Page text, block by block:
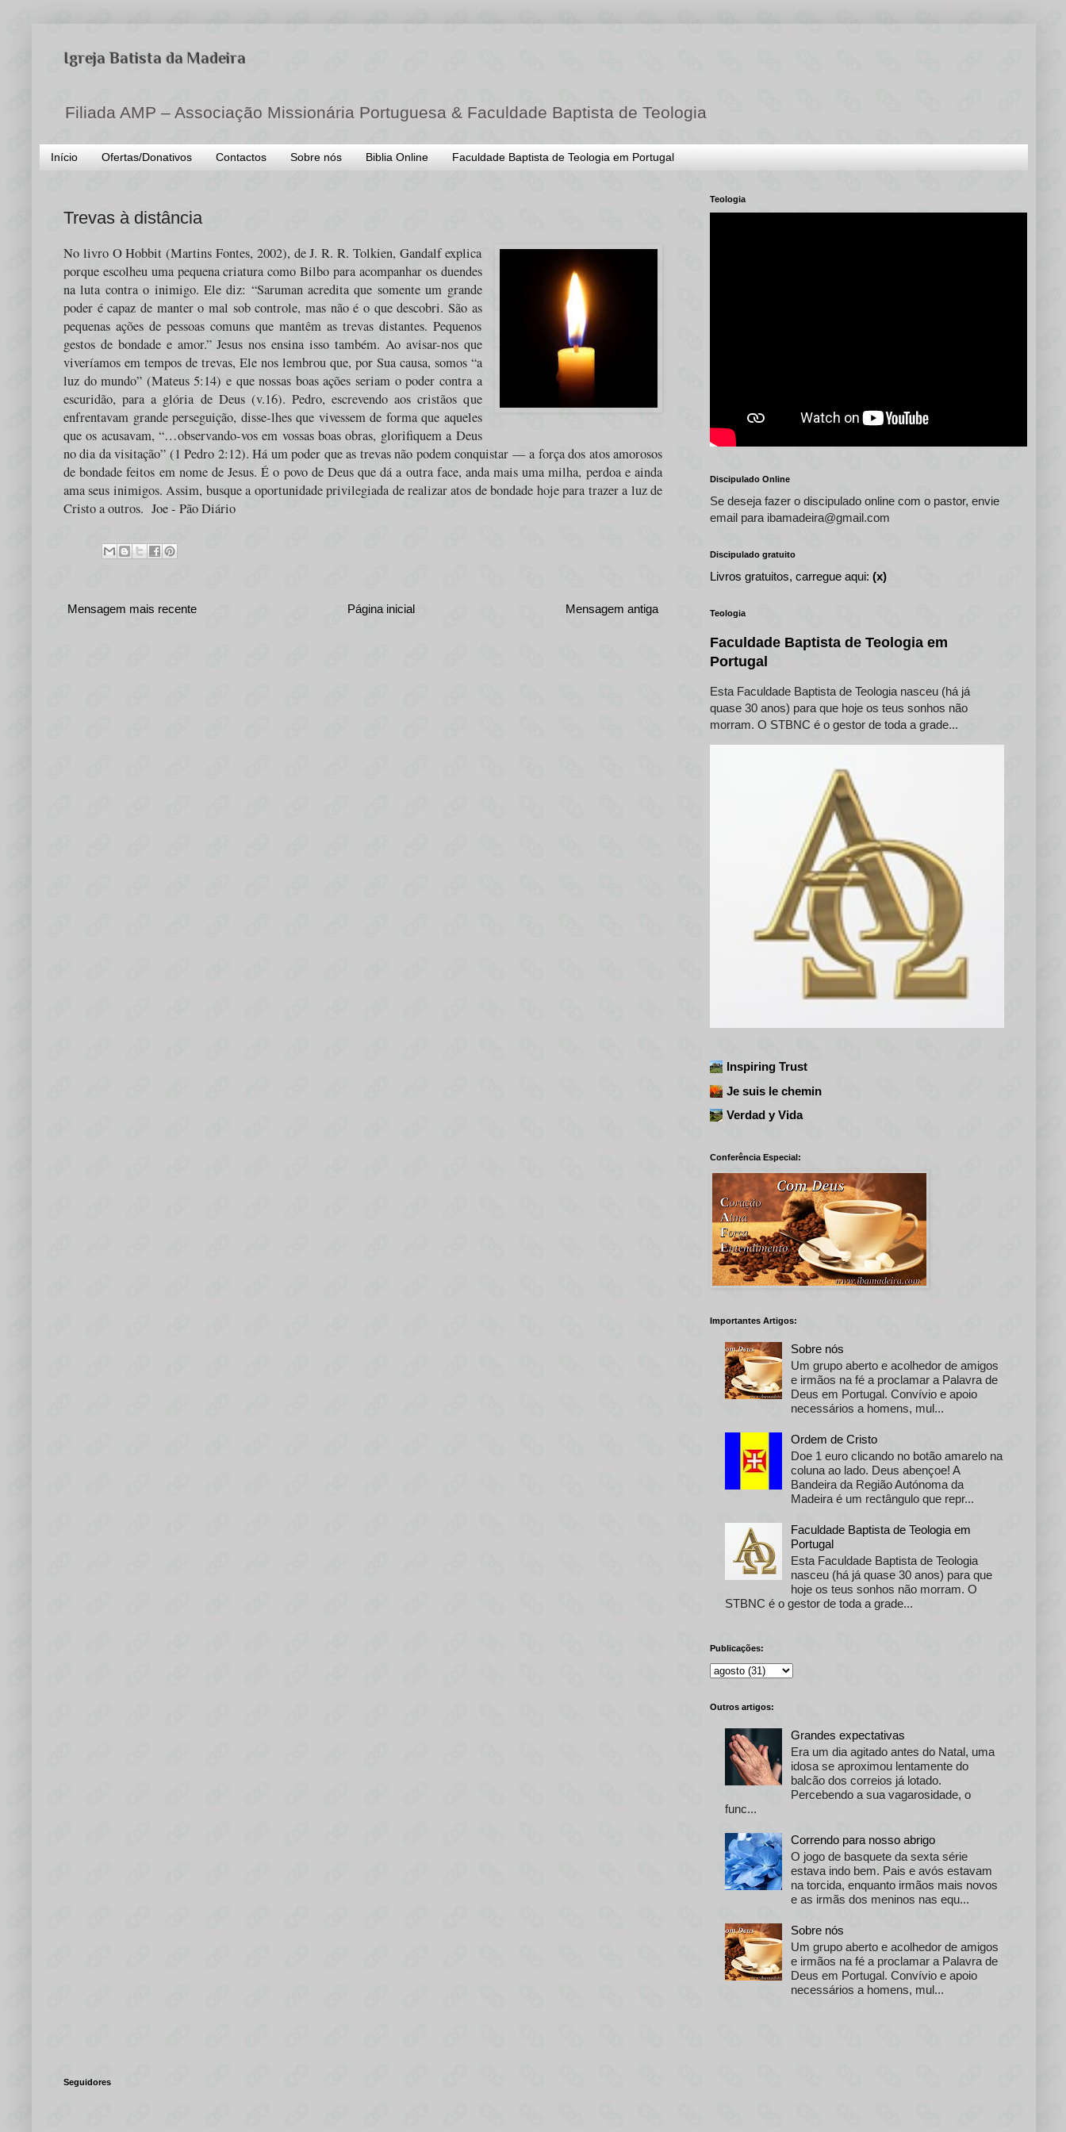
Igreja Batista da Madeira
Filiada AMP – Associação Missionária Portuguesa & Faculdade Baptista de Teologia
Início Ofertas/Donativos Contactos Sobre nós Biblia Online Faculdade Baptista de Teologia em Portugal
Trevas à distância
No livro O Hobbit (Martins Fontes, 2002), de J. R. R. Tolkien, Gandalf explica
porque escolheu uma pequena criatura como Bilbo para acompanhar os duendes
na luta contra o inimigo. Ele diz: “Saruman acredita que somente um grande
poder é capaz de manter o mal sob controle, mas não é o que descobri. São as
pequenas ações de pessoas comuns que mantêm as trevas distantes. Pequenos
gestos de bondade e amor.” Jesus nos ensina isso também. Ao avisar-nos que
viveríamos em tempos de trevas, Ele nos lembrou que, por Sua causa, somos “a
luz do mundo” (Mateus 5:14) e que nossas boas ações seriam o poder contra a
escuridão, para a glória de Deus (v.16). Pedro, escrevendo aos cristãos que
enfrentavam grande perseguição, disse-lhes que vivessem de forma que aqueles
que os acusavam, “…observando-vos em vossas boas obras, glorifiquem a Deus
no dia da visitação” (1 Pedro 2:12). Há um poder que as trevas não podem conquistar — a força dos atos amorosos
de bondade feitos em nome de Jesus. É o povo de Deus que dá a outra face, anda mais uma milha, perdoa e ainda
ama seus inimigos. Assim, busque a oportunidade privilegiada de realizar atos de bondade hoje para trazer a luz de
Cristo a outros. Joe - Pão Diário
Mensagem mais recente Mensagem antiga
Página inicial
Teologia
Discipulado Online
Se deseja fazer o discipulado online com o pastor, envie
email para ibamadeira@gmail.com
Discipulado gratuito
Livros gratuitos, carregue aqui: (x)
Teologia
Faculdade Baptista de Teologia em
Portugal
Esta Faculdade Baptista de Teologia nasceu (há já
quase 30 anos) para que hoje os teus sonhos não
morram. O STBNC é o gestor de toda a grade...
Inspiring Trust
Je suis le chemin
Verdad y Vida
Conferência Especial:
Importantes Artigos:
Sobre nós
Um grupo aberto e acolhedor de amigos
e irmãos na fé a proclamar a Palavra de
Deus em Portugal. Convívio e apoio
necessários a homens, mul...
Ordem de Cristo
Doe 1 euro clicando no botão amarelo na
coluna ao lado. Deus abençoe! A
Bandeira da Região Autónoma da
Madeira é um rectângulo que repr...
Faculdade Baptista de Teologia em
Portugal
Esta Faculdade Baptista de Teologia
nasceu (há já quase 30 anos) para que
hoje os teus sonhos não morram. O
STBNC é o gestor de toda a grade...
Publicações:
Outros artigos:
Grandes expectativas
Era um dia agitado antes do Natal, uma
idosa se aproximou lentamente do
balcão dos correios já lotado.
Percebendo a sua vagarosidade, o
func...
Correndo para nosso abrigo
O jogo de basquete da sexta série
estava indo bem. Pais e avós estavam
na torcida, enquanto irmãos mais novos
e as irmãs dos meninos nas equ...
Sobre nós
Um grupo aberto e acolhedor de amigos
e irmãos na fé a proclamar a Palavra de
Deus em Portugal. Convívio e apoio
necessários a homens, mul...
Seguidores